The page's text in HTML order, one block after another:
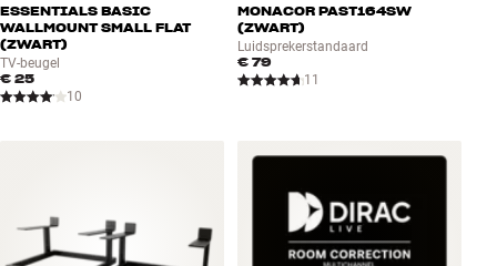
ESSENTIALS BASIC
WALLMOUNT SMALL FLAT
(ZWART)
TV-beugel
€ 25
10
MONACOR PAST164SW
(ZWART)
Luidsprekerstandaard
€ 79
11